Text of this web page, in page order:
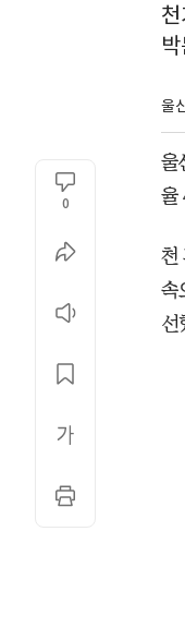
울
0
울
율
천
속
선